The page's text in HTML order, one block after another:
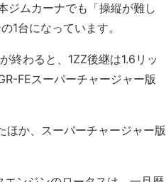
ジムカーナでも「操縦が難し
1台になっています。
終わると、1ZZ後継は1.6リッ
FEスーパーチャージャー版
か、スーパーチャージャー版